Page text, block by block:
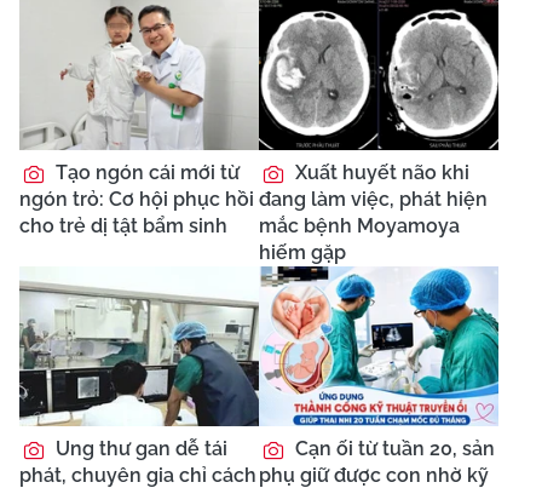
Tạo ngón cái mới từ
ngón trỏ: Cơ hội phục hồi
cho trẻ dị tật bẩm sinh
Xuất huyết não khi
đang làm việc, phát hiện
mắc bệnh Moyamoya
hiếm gặp
Ung thư gan dễ tái
phát, chuyên gia chỉ cách
Cạn ối từ tuần 20, sản
phụ giữ được con nhờ kỹ